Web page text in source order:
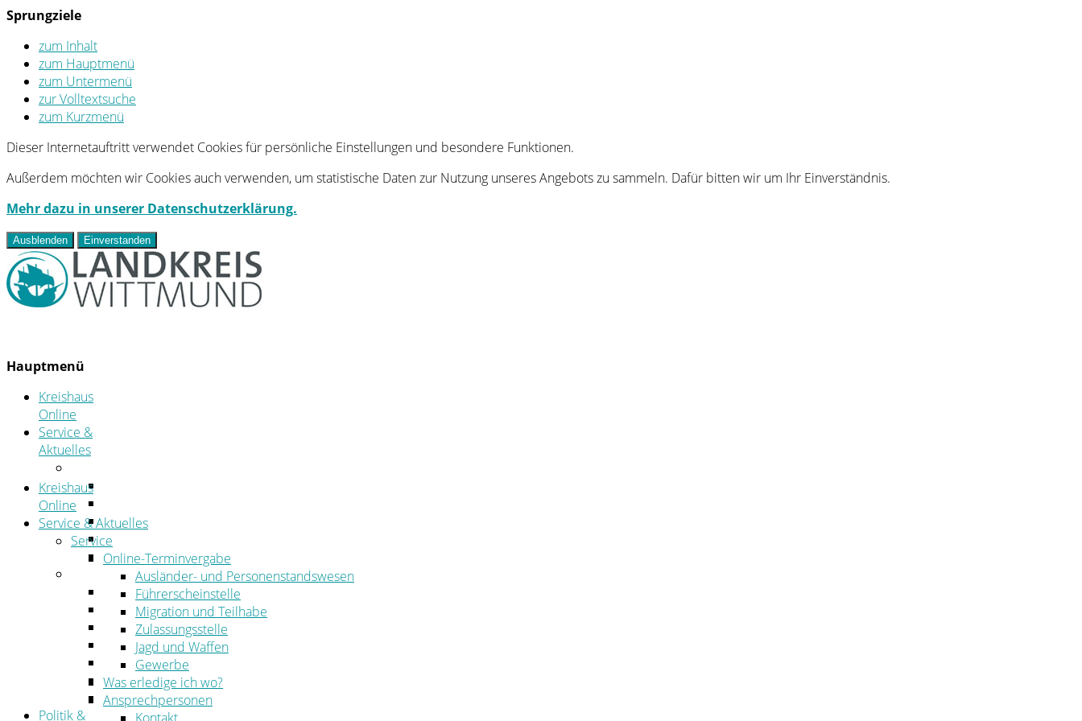
Sprungziele
zum Inhalt
zum Hauptmenü
zum Untermenü
zur Volltextsuche
zum Kurzmenü
Dieser Internetauftritt verwendet Cookies für persönliche Einstellungen und besondere Funktionen.
Außerdem möchten wir Cookies auch verwenden, um statistische Daten zur Nutzung unseres Angebots zu sammeln. Dafür bitten wir um Ihr Einverständnis.
Mehr dazu in unserer Datenschutzerklärung.
Ausblenden Einverstanden
Hauptmenü
Kreishaus
Online
Service &
Aktuelles
Ansprechpersonen
Formulare
Öffnungszeiten
Aktuelles
Stellenangebote
Azubiportal
Pressemitteilungen
Bekanntmachungen & öffentliche Zustellungen
Kehrbezirksausschreibungen
Amtsblatt
Öffentliche Ausschreibungen
Politik &
Kreishaus
Online
Service & Aktuelles
Service
Online-Terminvergabe
Ausländer- und Personenstandswesen
Führerscheinstelle
Migration und Teilhabe
Zulassungsstelle
Jagd und Waffen
Gewerbe
Was erledige ich wo?
Ansprechpersonen